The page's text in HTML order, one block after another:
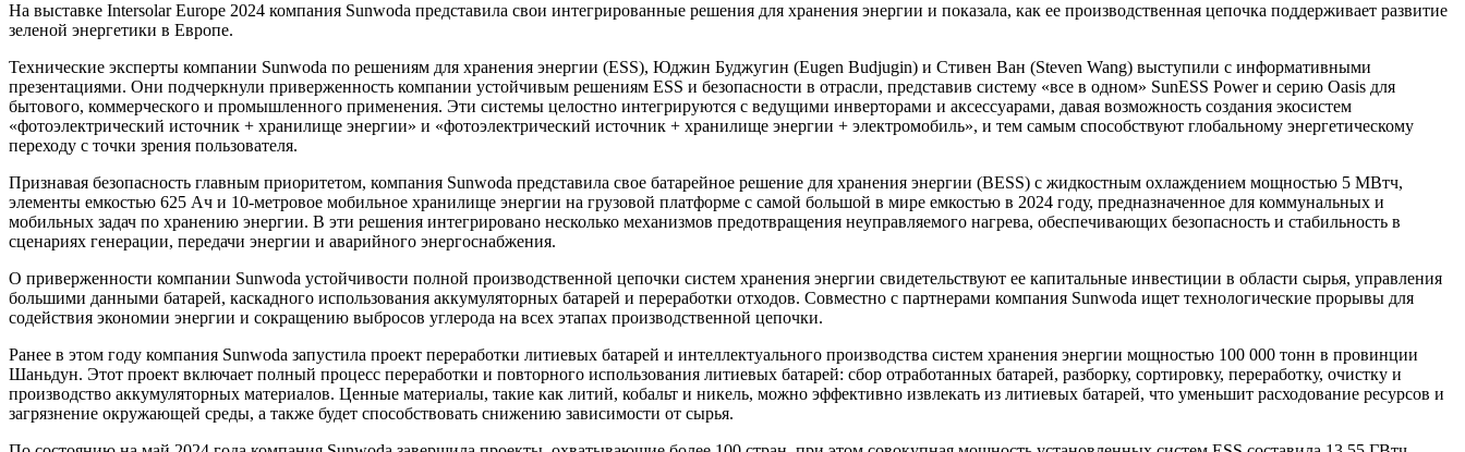
На выставке Intersolar Europe 2024 компания Sunwoda представила свои интегрированные решения для хранения энергии и показала, как ее производственная цепочка поддерживает развитие
зеленой энергетики в Европе.
Технические эксперты компании Sunwoda по решениям для хранения энергии (ESS), Юджин Буджугин (Eugen Budjugin) и Стивен Ван (Steven Wang) выступили с информативными
презентациями. Они подчеркнули приверженность компании устойчивым решениям ESS и безопасности в отрасли, представив систему «все в одном» SunESS Power и серию Oasis для
бытового, коммерческого и промышленного применения. Эти системы целостно интегрируются с ведущими инверторами и аксессуарами, давая возможность создания экосистем
«фотоэлектрический источник + хранилище энергии» и «фотоэлектрический источник + хранилище энергии + электромобиль», и тем самым способствуют глобальному энергетическому
переходу с точки зрения пользователя.
Признавая безопасность главным приоритетом, компания Sunwoda представила свое батарейное решение для хранения энергии (BESS) с жидкостным охлаждением мощностью 5 МВтч,
элементы емкостью 625 Ач и 10-метровое мобильное хранилище энергии на грузовой платформе с самой большой в мире емкостью в 2024 году, предназначенное для коммунальных и
мобильных задач по хранению энергии. В эти решения интегрировано несколько механизмов предотвращения неуправляемого нагрева, обеспечивающих безопасность и стабильность в
сценариях генерации, передачи энергии и аварийного энергоснабжения.
О приверженности компании Sunwoda устойчивости полной производственной цепочки систем хранения энергии свидетельствуют ее капитальные инвестиции в области сырья, управления
большими данными батарей, каскадного использования аккумуляторных батарей и переработки отходов. Совместно с партнерами компания Sunwoda ищет технологические прорывы для
содействия экономии энергии и сокращению выбросов углерода на всех этапах производственной цепочки.
Ранее в этом году компания Sunwoda запустила проект переработки литиевых батарей и интеллектуального производства систем хранения энергии мощностью 100 000 тонн в провинции
Шаньдун. Этот проект включает полный процесс переработки и повторного использования литиевых батарей: сбор отработанных батарей, разборку, сортировку, переработку, очистку и
производство аккумуляторных материалов. Ценные материалы, такие как литий, кобальт и никель, можно эффективно извлекать из литиевых батарей, что уменьшит расходование ресурсов и
загрязнение окружающей среды, а также будет способствовать снижению зависимости от сырья.